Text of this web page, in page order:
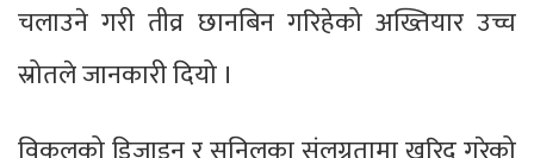
चलाउने गरी तीव्र छानबिन गरिहेको अख्तियार उच्च
स्रोतले जानकारी दियो ।